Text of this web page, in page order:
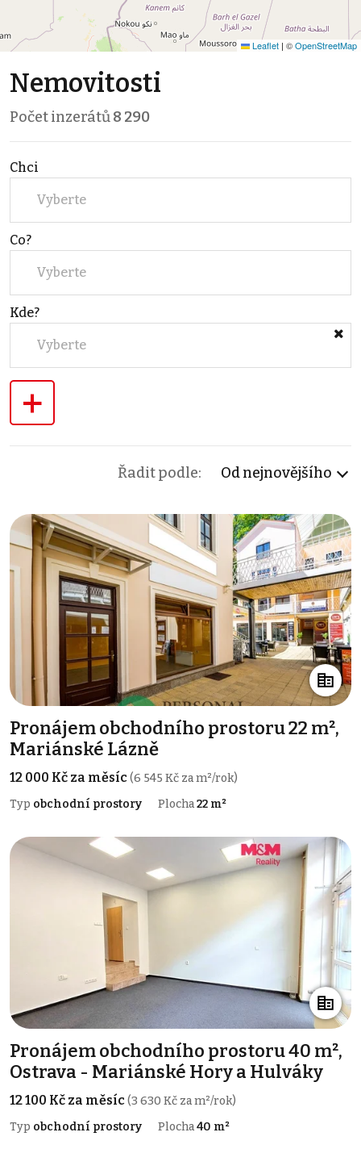
Leaflet | ©OpenStreetMap
Nemovitosti
Počet inzerátů8 290
Chci
Vyberte
Co?
Vyberte
Kde?
Vyberte
+
Řadit podle: Od nejnovějšího
Pronájem obchodního prostoru 22 m²,
Mariánské Lázně
12 000 Kč za měsíc(6 545 Kč za m²/rok)
Typ obchodní prostory Plocha22 m²
Pronájem obchodního prostoru 40 m²,
Ostrava - Mariánské Hory a Hulváky
12 100 Kč za měsíc(3 630 Kč za m²/rok)
Typ obchodní prostory Plocha40 m²